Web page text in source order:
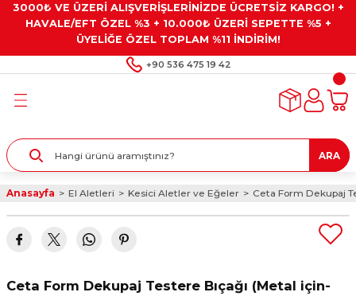
3000₺ VE ÜZERİ ALIŞVERİŞLERİNİZDE ÜCRETSİZ KARGO! +
HAVALE/EFT ÖZEL %3 + 10.000₺ ÜZERİ SEPETTE %5 +
ÜYELİĞE ÖZEL TOPLAM %11 İNDİRİM!
+90 536 475 19 42
Geri Dön
Geri Dön
Geri Dön
Gresler
Geri Dön
Alet Setleri
Geri Dön
Taşları ve
ARA
Anasayfa El Aletleri Kesici Aletler ve Eğeler Ceta Form Dekupaj
Ceta Form Dekupaj Testere Bıçağı (Metal için-